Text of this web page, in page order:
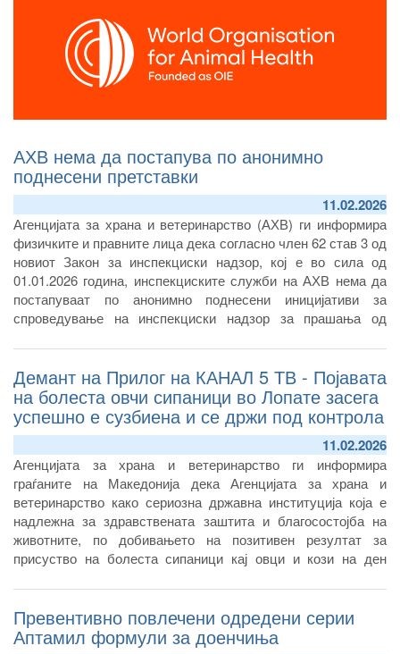
АХВ нема да постапува по анонимно
поднесени претставки
11.02.2026
Агенцијата за храна и ветеринарство (АХВ) ги информира
физичките и правните лица дека согласно член 62 став 3 од
новиот Закон за инспекциски надзор, кој е во сила од
01.01.2026 година, инспекциските служби на АХВ нема да
постапуваат по анонимно поднесени иницијативи за
спроведување на инспекциски надзор за прашања од
по иницијативите кои се уредно поднесени ќе се реализира
согласно Процедурата за постапување по иницијативи за
инспекциски надзор на АХВ.
Демант на Прилог на КАНАЛ 5 ТВ - Појавата
на болеста овчи сипаници во Лопате засега
успешно е сузбиена и се држи под контрола
11.02.2026
Агенцијата за храна и ветеринарство ги информира
граѓаните на Македонија дека Агенцијата за храна и
ветеринарство како сериозна државна институција која е
надлежна за здравствената заштита и благосостојба на
животните, по добивањето на позитивен резултат за
присуство на болеста сипаници кај овци и кози на ден
болести на Европската Унија до Информациониот систем
на болести кај животните (ADIS) иWA
Превентивно повлечени одредени серии
Аптамил формули за доенчиња